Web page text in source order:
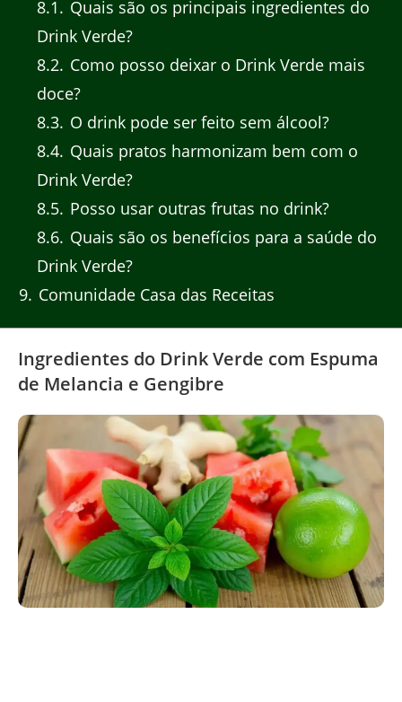
8.1
Quais são os principais ingredientes do
Drink Verde?
8.2 Como posso deixar o Drink Verde mais
doce?
8.3 O drink pode ser feito sem álcool?
8.4 Quais pratos harmonizam bem com o
Drink Verde?
8.5 Posso usar outras frutas no drink?
8.6 Quais são os benefícios para a saúde do
Drink Verde?
9 Comunidade Casa das Receitas
Ingredientes do Drink Verde com Espuma
de Melancia e Gengibre